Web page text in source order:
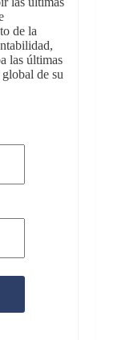
de la
las últimas
de su